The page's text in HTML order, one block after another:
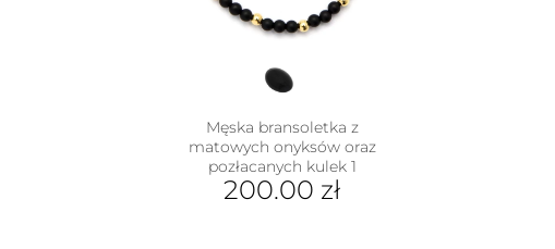
stronie
produktu
Męska bransoletka z
matowych onyksów oraz
pozłacanych kulek 1
200.00 zł